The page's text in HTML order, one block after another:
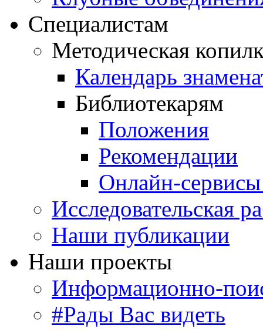
Специалистам
Методическая
Календарь
Библиотекарям
Положения
Рекомендации
Онлайн-сервисы
Исследовательская
Наши публикации
Наши проекты
Информационно-
#Рады Вас видеть